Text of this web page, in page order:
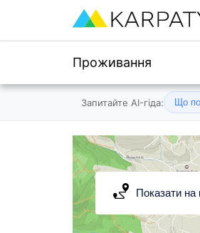
Проживання
Запитайте AI-гіда: Що
Показати на